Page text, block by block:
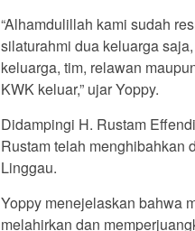
“Alhamdulillah kami sudah
silaturahmi dua keluarga
keluarga, tim, relawan
KWK keluar,” ujar Yoppy.
Didampingi H. Rustam
Rustam telah menghibahkan
Linggau.
Yoppy menejelaskan bahwa
melahirkan dan